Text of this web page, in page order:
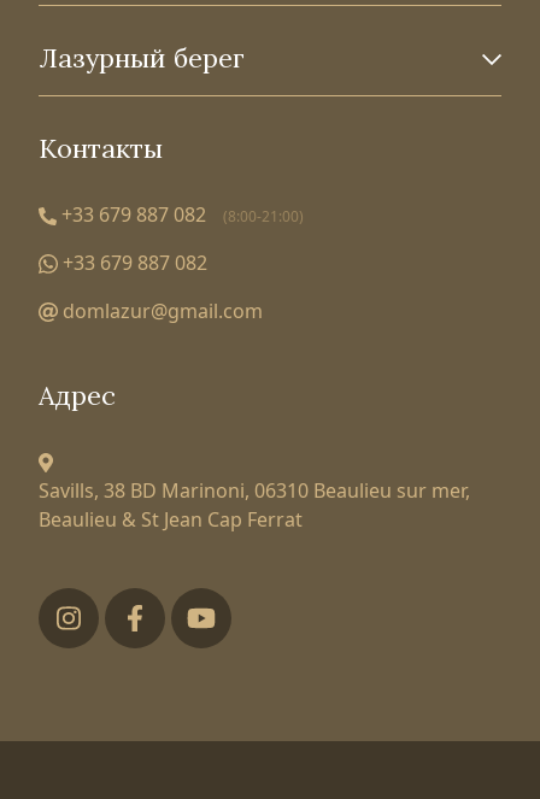
Лазурный берег
Контакты
+33 679 887 082 (8:00-21:00)
+33 679 887 082
domlazur@gmail.com
Адрес
Savills, 38 BD Marinoni, 06310 Beaulieu sur mer,
Beaulieu & St Jean Cap Ferrat